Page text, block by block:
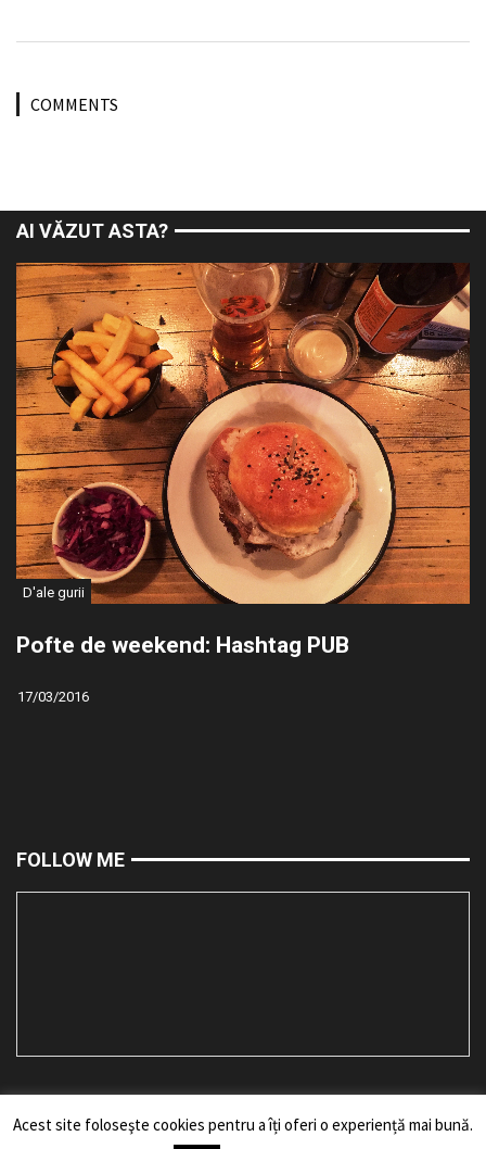
COMMENTS
AI VĂZUT ASTA?
D'ale gurii
Pofte de weekend: Hashtag PUB
17/03/2016
FOLLOW ME
Toate drepturile rezervate bărbii mele. Reproducerea fără acordul
Acest site foloseşte cookies pentru a îți oferi o experiență mai bună.